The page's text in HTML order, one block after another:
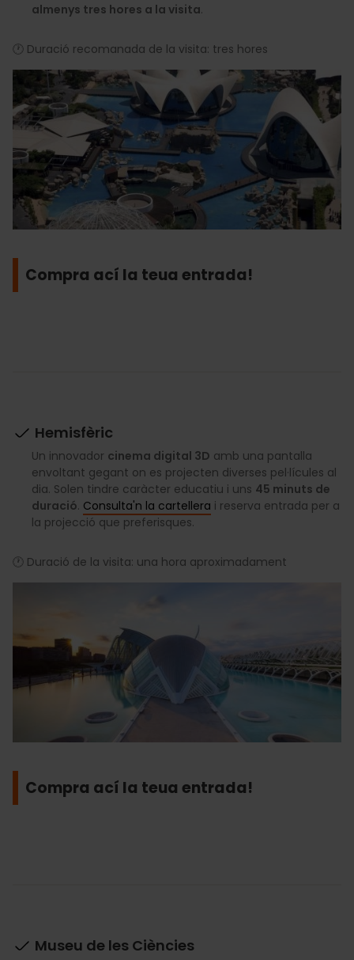
almenys tres hores a la visita.
🕐 Duració recomanada de la visita: tres hores
Compra ací la teua entrada!
Hemisfèric
Un innovador cinema digital 3D amb una pantalla
envoltant gegant on es projecten diverses pel·lícules al
dia. Solen tindre caràcter educatiu i uns 45 minuts de
duració. Consulta'n la cartellera i reserva entrada per a
la projecció que preferisques.
🕐 Duració de la visita: una hora aproximadament
Compra ací la teua entrada!
Museu de les Ciències